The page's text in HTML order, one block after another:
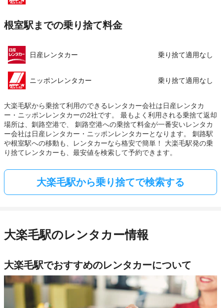
根室駅までの乗り捨て料金
日産レンタカー 乗り捨て適用なし
ニッポンレンタカー 乗り捨て適用なし
大楽毛駅から乗捨て利用のできるレンタカー会社は日産レンタカ
ー・ニッポンレンタカーの2社です。 最もよく利用される乗捨て返却
場所は、釧路空港で、 釧路空港への乗捨て料金が一番安いレンタカ
ー会社は日産レンタカー・ニッポンレンタカーとなります。 釧路駅
や根室駅への移動も、レンタカーなら格安で簡単！ 大楽毛駅発の乗
り捨てレンタカーも、最安値を検索して予約できます。
大楽毛駅から乗り捨てで検索する
大楽毛駅のレンタカー情報
大楽毛駅でおすすめのレンタカーについて